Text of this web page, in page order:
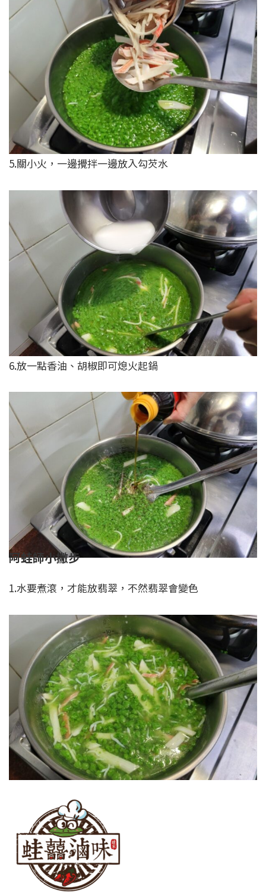
5.關小火，一邊攪拌一邊放入勾芡水
6.放一點香油、胡椒即可熄火起鍋
阿蛙師小撇步
1.水要煮滾，才能放翡翠，不然翡翠會變色